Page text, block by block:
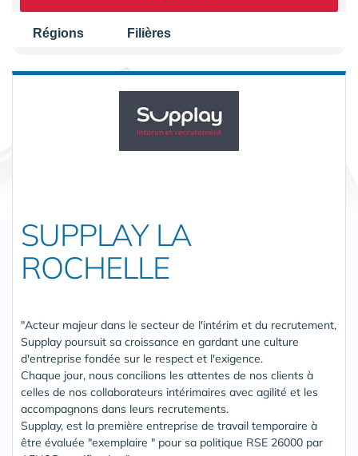
Régions Filières
SUPPLAY LA
ROCHELLE
"Acteur majeur dans le secteur de l'intérim et du recrutement,
Supplay poursuit sa croissance en gardant une culture
d'entreprise fondée sur le respect et l'exigence.
Chaque jour, nous concilions les attentes de nos clients à
celles de nos collaborateurs intérimaires avec agilité et les
accompagnons dans leurs recrutements.
Supplay, est la première entreprise de travail temporaire à
être évaluée "exemplaire " pour sa politique RSE 26000 par